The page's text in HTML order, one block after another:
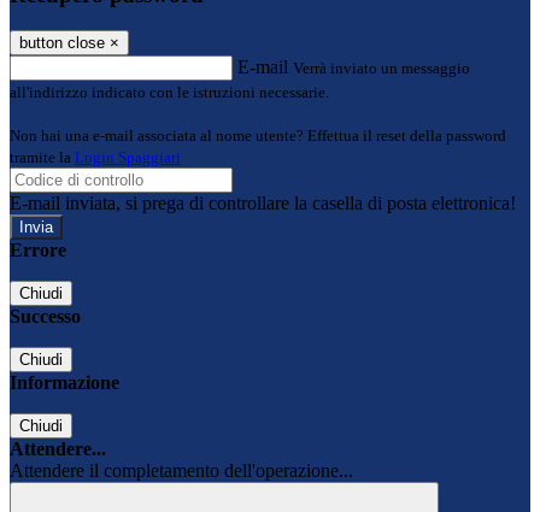
button close ×
E-mail Verrà inviato un messaggio
all'indirizzo indicato con le istruzioni necessarie.
Non hai una e-mail associata al nome utente? Effettua il reset della password
tramite la Login Spaggiari
E-mail inviata, si prega di controllare la casella di posta elettronica!
Errore
Chiudi
Successo
Chiudi
Informazione
Chiudi
Attendere...
Attendere il completamento dell'operazione...